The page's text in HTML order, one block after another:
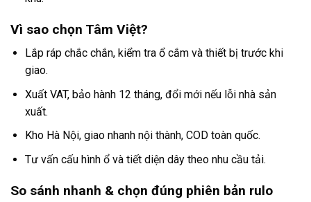
Vì sao chọn Tâm Việt?
Lắp ráp chắc chắn, kiểm tra ổ cắm và thiết bị trước khi
giao.
Xuất VAT, bảo hành 12 tháng, đổi mới nếu lỗi nhà sản
xuất.
Kho Hà Nội, giao nhanh nội thành, COD toàn quốc.
Tư vấn cấu hình ổ và tiết diện dây theo nhu cầu tải.
So sánh nhanh & chọn đúng phiên bản rulo